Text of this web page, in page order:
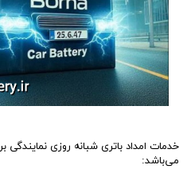
خدمات امداد باتری شبانه روزی نمایندگی
می‌باشد: